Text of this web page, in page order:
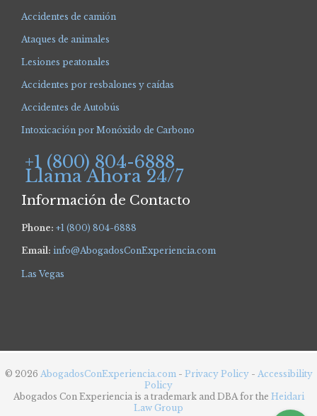
Accidentes de camión
Ataques de animales
Lesiones peatonales
Accidentes por resbalones y caídas
Accidentes de Autobús
Intoxicación por Monóxido de Carbono
+1 (800) 804-6888
Llama Ahora 24/7
Información de Contacto
Phone: +1 (800) 804-6888
Email: info@AbogadosConExperiencia.com
Las Vegas
© 2026 AbogadosConExperiencia.com - Privacy Policy - Accessibility
Policy
Abogados Con Experiencia is a trademark and DBA for the Heidari
Law Group